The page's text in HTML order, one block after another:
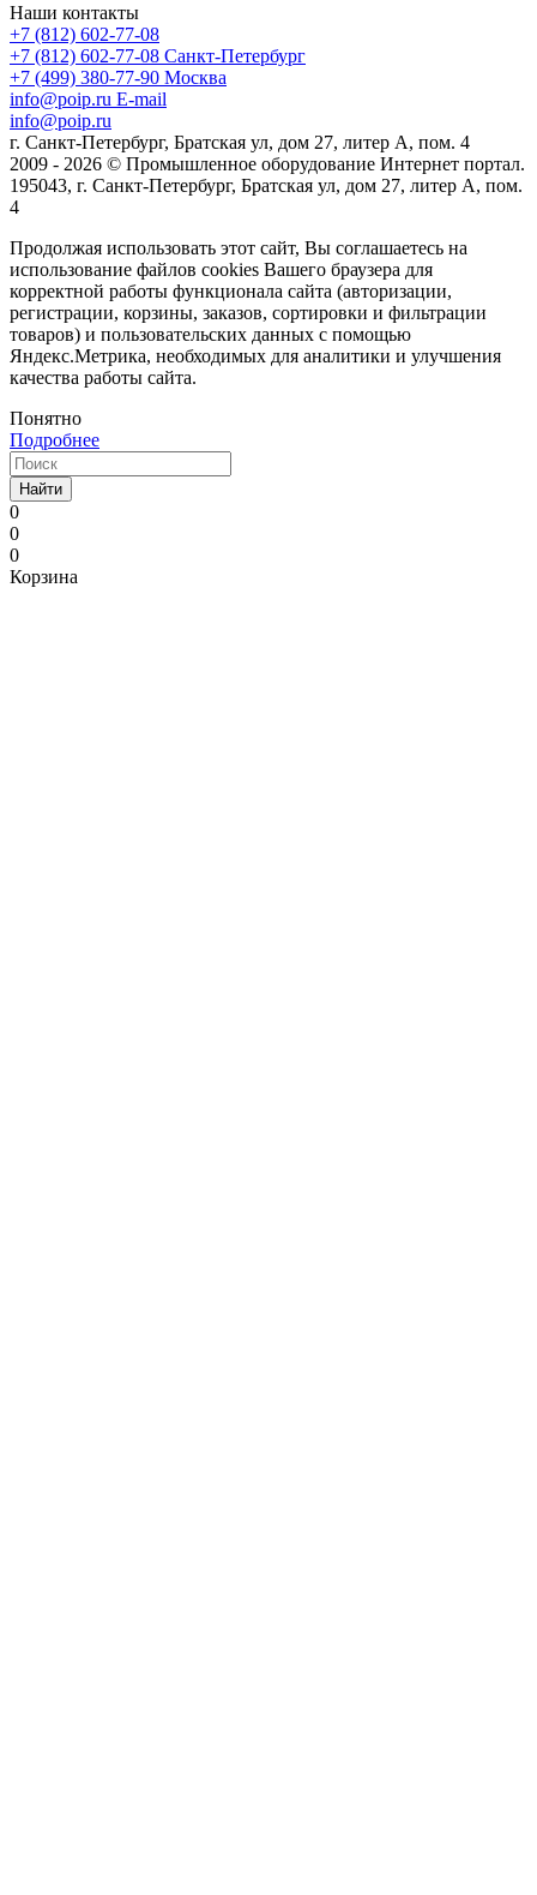
Наши контакты
+7 (812) 602-77-08
+7 (812) 602-77-08 Санкт-Петербург
+7 (499) 380-77-90 Москва
info@poip.ru E-mail
info@poip.ru
г. Санкт-Петербург, Братская ул, дом 27, литер А, пом. 4
2009 - 2026 © Промышленное оборудование Интернет портал.
195043, г. Санкт-Петербург, Братская ул, дом 27, литер А, пом.
4
Продолжая использовать этот сайт, Вы соглашаетесь на
использование файлов cookies Вашего браузера для
корректной работы функционала сайта (авторизации,
регистрации, корзины, заказов, сортировки и фильтрации
товаров) и пользовательских данных с помощью
Яндекс.Метрика, необходимых для аналитики и улучшения
качества работы сайта.
Понятно
Подробнее
Найти
0
0
0
Корзина